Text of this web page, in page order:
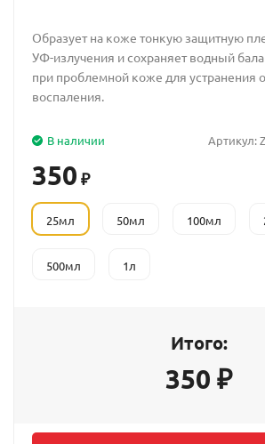
Образует на коже тонкую защитную
УФ-излучения и сохраняет водный
при проблемной коже для устранения
воспаления.
Артикул:
В наличии
350 ₽
25мл 50мл 100мл
500мл 1л
Итого:
350 ₽